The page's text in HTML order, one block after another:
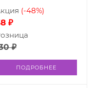
₽
(-48%)
₽
ПОДРОБНЕЕ